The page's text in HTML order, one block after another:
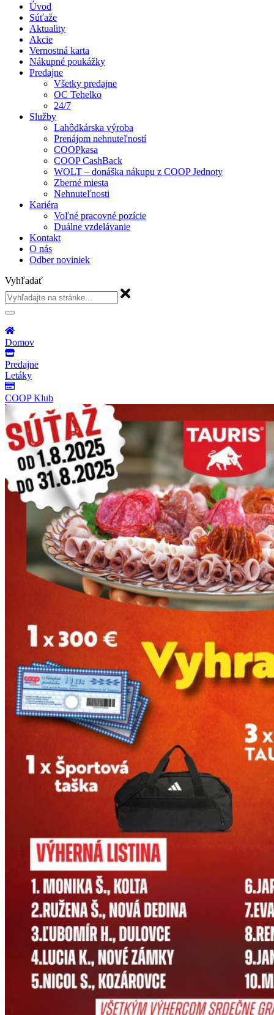
Úvod
Súťaže
Aktuality
Akcie
Vernostná karta
Nákupné poukážky
Predajne
Všetky predajne
OC Tehelko
24/7
Služby
Lahôdkárska výroba
Prenájom nehnuteľností
COOPkasa
COOP CashBack
WOLT – donáška nákupu z COOP Jednoty
Zberné miesta
Nehnuteľnosti
Kariéra
Voľné pracovné pozície
Duálne vzdelávanie
Kontakt
O nás
Odber noviniek
Vyhľadať
Domov
Predajne
Letáky
COOP Klub